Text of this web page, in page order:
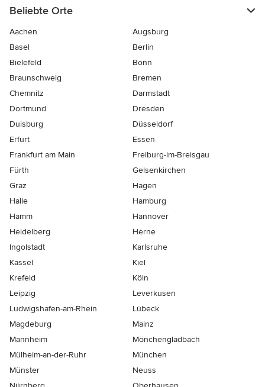
Beliebte Orte
Aachen
Augsburg
Basel
Berlin
Bielefeld
Bonn
Braunschweig
Bremen
Chemnitz
Darmstadt
Dortmund
Dresden
Duisburg
Düsseldorf
Erfurt
Essen
Frankfurt am Main
Freiburg-im-Breisgau
Fürth
Gelsenkirchen
Graz
Hagen
Halle
Hamburg
Hamm
Hannover
Heidelberg
Herne
Ingolstadt
Karlsruhe
Kassel
Kiel
Krefeld
Köln
Leipzig
Leverkusen
Ludwigshafen-am-Rhein
Lübeck
Magdeburg
Mainz
Mannheim
Mönchen­gladbach
Mülheim-an-der-Ruhr
München
Münster
Neuss